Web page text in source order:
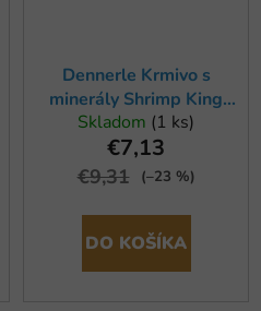
Dennerle Krmivo s
minerály Shrimp King
Mineral, 45g
Skladom (1 ks)
€7,13
€9,31 (–23 %)
DO KOŠÍKA